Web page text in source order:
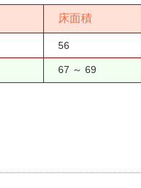
床面積
56
67 ～ 69